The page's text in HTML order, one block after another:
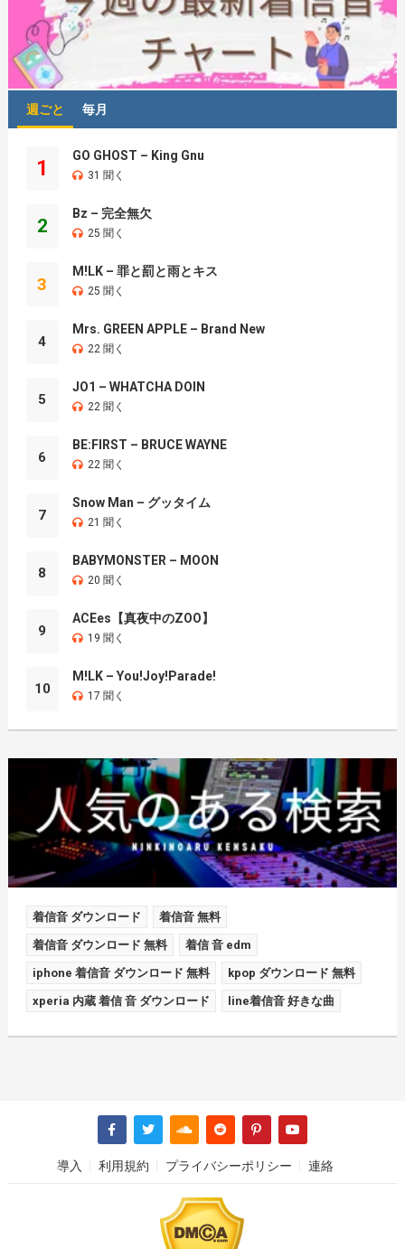
週ごと 毎月
1
GO GHOST – King Gnu
31 聞く
2
Bz – 完全無欠
25 聞く
3
M!LK – 罪と罰と雨とキス
25 聞く
4
Mrs. GREEN APPLE – Brand New
22 聞く
5
JO1 – WHATCHA DOIN
22 聞く
6
BE:FIRST – BRUCE WAYNE
22 聞く
7
Snow Man – グッタイム
21 聞く
8
BABYMONSTER – MOON
20 聞く
9
ACEes【真夜中のZOO】
19 聞く
10
M!LK – You!Joy!Parade!
17 聞く
着信音 ダウンロード 着信音 無料
着信音 ダウンロード 無料 着信 音 edm
iphone 着信音 ダウンロード 無料 kpop ダウンロード 無料
xperia 内蔵 着信 音 ダウンロード line着信音 好きな曲
導入 利用規約 プライバシーポリシー 連絡